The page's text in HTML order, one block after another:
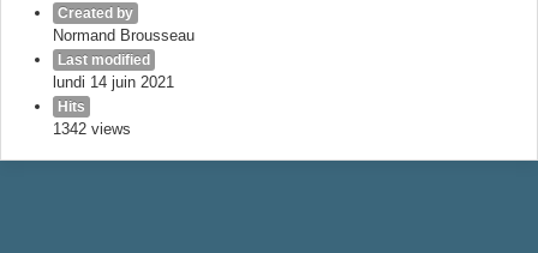
Created by
Normand Brousseau
Last modified
lundi 14 juin 2021
Hits
1342 views